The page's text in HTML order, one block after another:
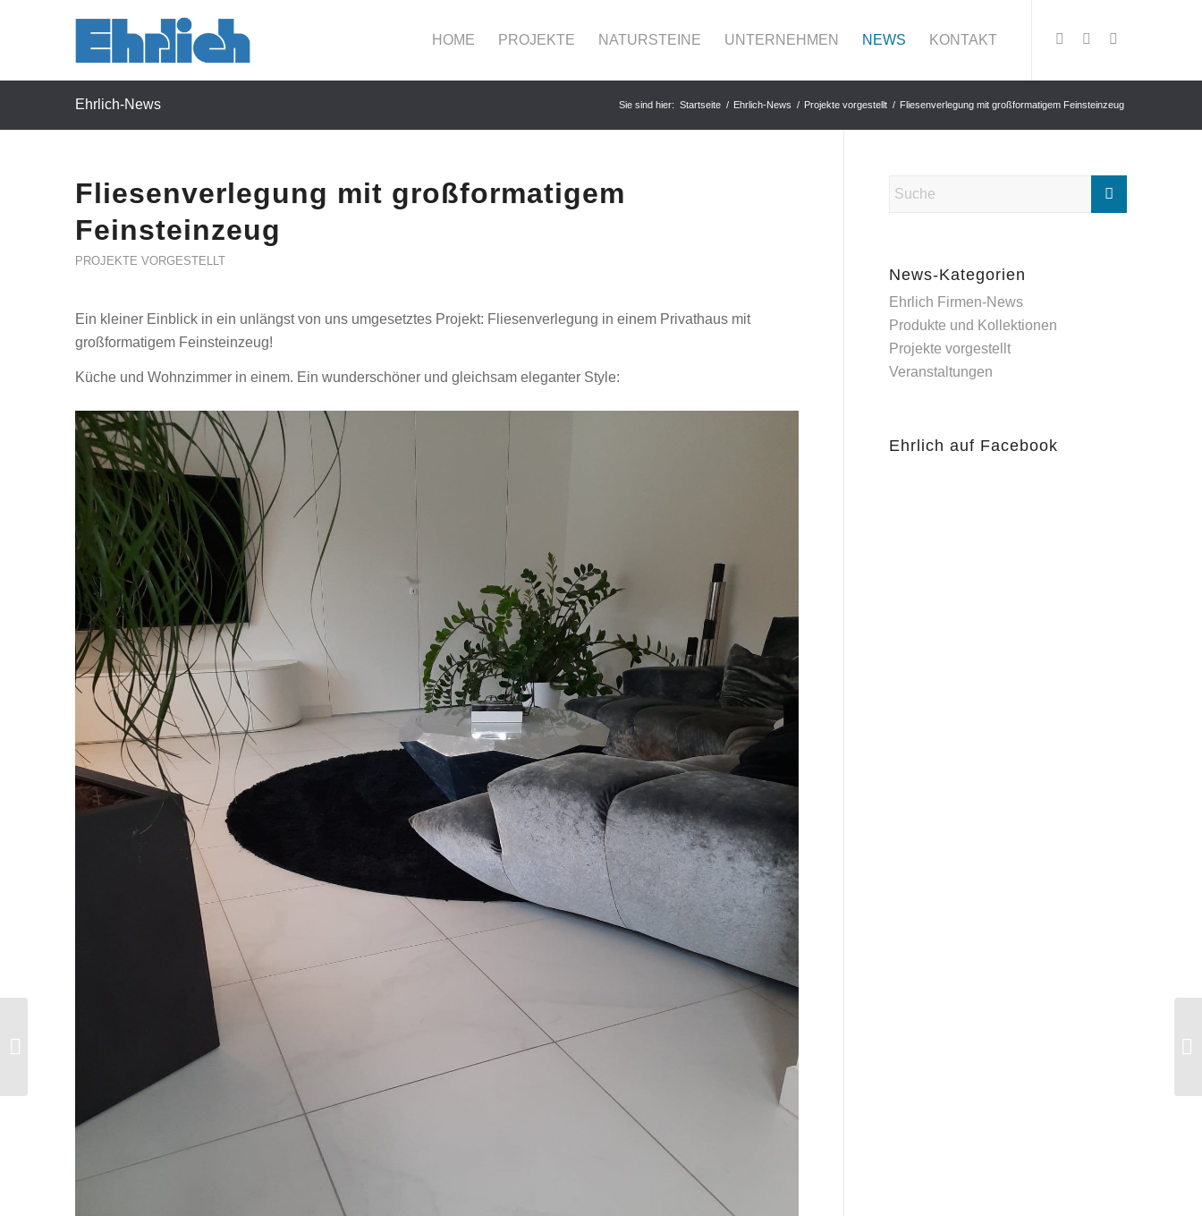
HOME PROJEKTE NATURSTEINE UNTERNEHMEN NEWS KONTAKT
Ehrlich-News Sie sind hier: Startseite / Ehrlich-News / Projekte vorgestellt / Fliesenverlegung mit großformatigem Feinsteinzeug
Fliesenverlegung mit großformatigem
Feinsteinzeug
PROJEKTE VORGESTELLT
Ein kleiner Einblick in ein unlängst von uns umgesetztes Projekt: Fliesenverlegung in einem Privathaus mit
großformatigem Feinsteinzeug!
Küche und Wohnzimmer in einem. Ein wunderschöner und gleichsam eleganter Style:
News-Kategorien
Ehrlich Firmen-News
Produkte und Kollektionen
Projekte vorgestellt
Veranstaltungen
Ehrlich auf Facebook